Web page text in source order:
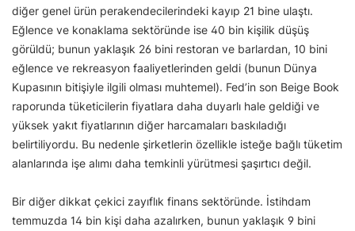
diğer genel ürün perakendecilerindeki kayıp 21 bine ulaştı.
Eğlence ve konaklama sektöründe ise 40 bin kişilik düşüş
görüldü; bunun yaklaşık 26 bini restoran ve barlardan, 10 bini
eğlence ve rekreasyon faaliyetlerinden geldi (bunun Dünya
Kupasının bitişiyle ilgili olması muhtemel). Fed’in son Beige Book
raporunda tüketicilerin fiyatlara daha duyarlı hale geldiği ve
yüksek yakıt fiyatlarının diğer harcamaları baskıladığı
belirtiliyordu. Bu nedenle şirketlerin özellikle isteğe bağlı tüketim
alanlarında işe alımı daha temkinli yürütmesi şaşırtıcı değil.
Bir diğer dikkat çekici zayıflık finans sektöründe. İstihdam
temmuzda 14 bin kişi daha azalırken, bunun yaklaşık 9 bini